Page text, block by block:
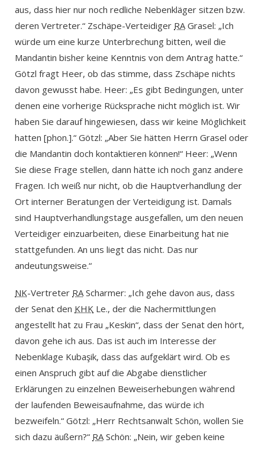
aus, dass hier nur noch redliche Nebenkläger sitzen bzw.
deren Vertreter.“ Zschäpe-Verteidiger RA Grasel: „Ich
würde um eine kurze Unterbrechung bitten, weil die
Mandantin bisher keine Kenntnis von dem Antrag hatte.“
Götzl fragt Heer, ob das stimme, dass Zschäpe nichts
davon gewusst habe. Heer: „Es gibt Bedingungen, unter
denen eine vorherige Rücksprache nicht möglich ist. Wir
haben Sie darauf hingewiesen, dass wir keine Möglichkeit
hatten [phon.].“ Götzl: „Aber Sie hätten Herrn Grasel oder
die Mandantin doch kontaktieren können!“ Heer: „Wenn
Sie diese Frage stellen, dann hätte ich noch ganz andere
Fragen. Ich weiß nur nicht, ob die Hauptverhandlung der
Ort interner Beratungen der Verteidigung ist. Damals
sind Hauptverhandlungstage ausgefallen, um den neuen
Verteidiger einzuarbeiten, diese Einarbeitung hat nie
stattgefunden. An uns liegt das nicht. Das nur
andeutungsweise.“
NK-Vertreter RAScharmer: „Ich gehe davon aus, dass
der Senat den KHK Le., der die Nachermittlungen
angestellt hat zu Frau „Keskin“, dass der Senat den hört,
davon gehe ich aus. Das ist auch im Interesse der
Nebenklage Kubaşik, dass das aufgeklärt wird. Ob es
einen Anspruch gibt auf die Abgabe dienstlicher
Erklärungen zu einzelnen Beweiserhebungen während
der laufenden Beweisaufnahme, das würde ich
bezweifeln.“ Götzl: „Herr Rechtsanwalt Schön, wollen Sie
sich dazu äußern?“ RASchön: „Nein, wir geben keine